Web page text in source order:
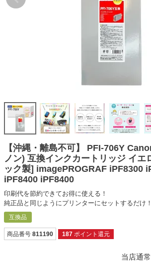
互換インクカートリッジ
ご利用ガイド
よくある質問
お問い合わせ
会員専用商品
説明書ダウンロード
【沖縄・離島不可】 PFI-706Y
ノン) 互換インクカートリッジ イエ
ック製] imagePROGRAF iPF8300
iPF8400 iPF8400
印刷代を節約できてお得に使える！
純正品と同じようにプリンターにセットするだけ！
互換品
商品番号 811190 187 ポイント還元
当店通